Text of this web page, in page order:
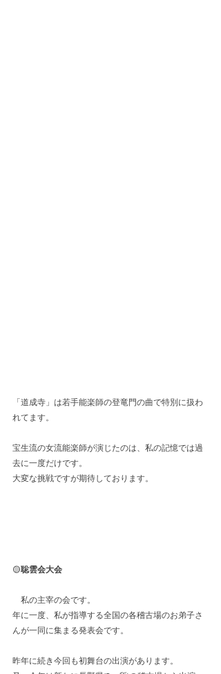
「道成寺」は若手能楽師の登竜門の曲で特別に扱わ
れてます。
宝生流の女流能楽師が演じたのは、私の記憶では過
去に一度だけです。
大変な挑戦ですが期待しております。
🟡聡雲会大会
私の主宰の会です。
年に一度、私が指導する全国の各稽古場のお弟子さ
んが一同に集まる発表会です。
昨年に続き今回も初舞台の出演があります。